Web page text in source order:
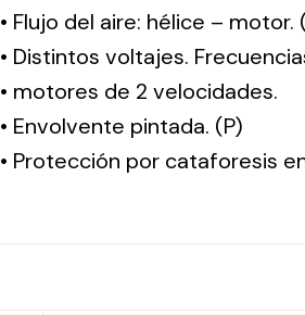
• Flujo del aire: hélice – motor.
• Distintos voltajes.
• motores de 2 velocidades.
• Envolvente pintada. (P)
• Protección por cataforesis